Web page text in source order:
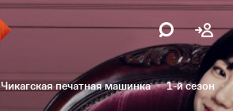
Чикагская печатная машинка 1-й сезон